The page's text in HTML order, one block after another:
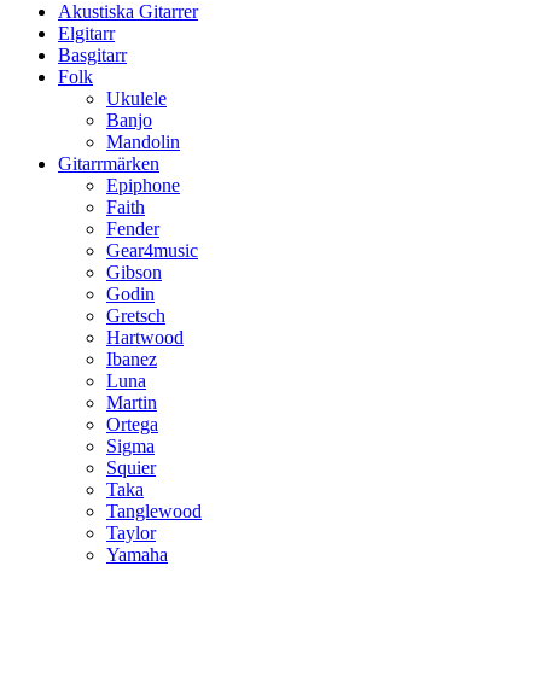
Akustiska Gitarrer
Elgitarr
Basgitarr
Folk
Ukulele
Banjo
Mandolin
Gitarrmärken
Epiphone
Faith
Fender
Gear4music
Gibson
Godin
Gretsch
Hartwood
Ibanez
Luna
Martin
Ortega
Sigma
Squier
Taka
Tanglewood
Taylor
Yamaha